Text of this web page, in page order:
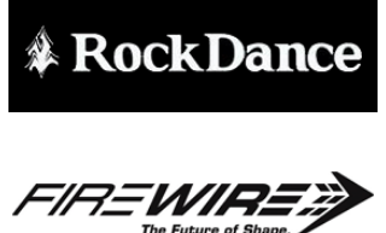
ゴン
米山予報士
予報士 hiro.